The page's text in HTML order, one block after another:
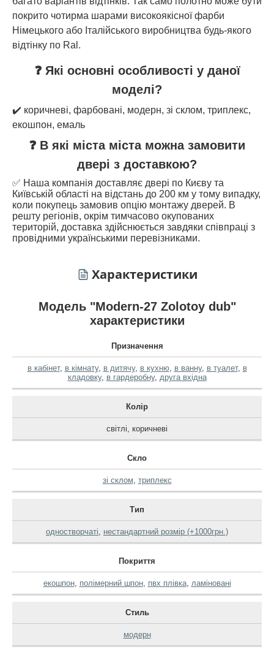
покрито чотирма шарами високоякісної фарби
Німецького або Італійського виробництва будь-якого
відтінку по Ral.
❓ Які основні особливості у даної
моделі?
✔️ коричневі, фарбовані, модерн, зі склом, триплекс,
екошпон, емаль
❓ В які міста міста можна замовити
двері з доставкою?
✅ Наша компанія доставляє двері по Києву та
Київській області на відстань до 200 км у тому випадку,
коли покупець замовив опцію монтажу дверей. В
решту регіонів, окрім тимчасово окупованих
територій, доставка здійснюється завдяки співпраці з
провідними українськими перевізниками.
Характеристики
Модель "Modern-27 Zolotoy dub"
характеристики
Призначення
в кабінет, в кімнату, в дитячу, в кухню, в ванну, в туалет, в
кладовку, в гардеробну, друга вхідна
Колір
світлі, коричневі
Скло
зі склом, триплекс
Тип
одностворчаті, нестандартний розмір (+1000грн.)
Покриття
екошпон, полімерний шпон, пвх плівка, ламіновані
Стиль
модерн